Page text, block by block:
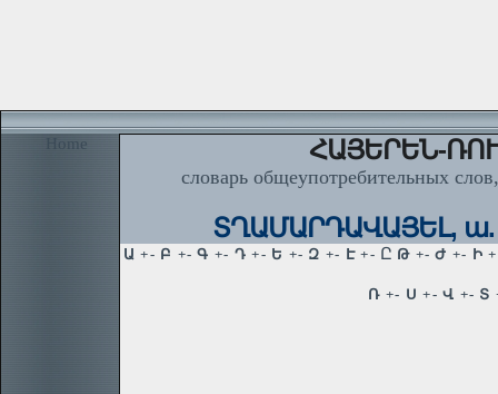
Home ՀԱՅԵՐԵՆ-
словарь общеупотребительных
ՏՂԱՄԱՐԴԱՎԱՅԵԼ, ա.